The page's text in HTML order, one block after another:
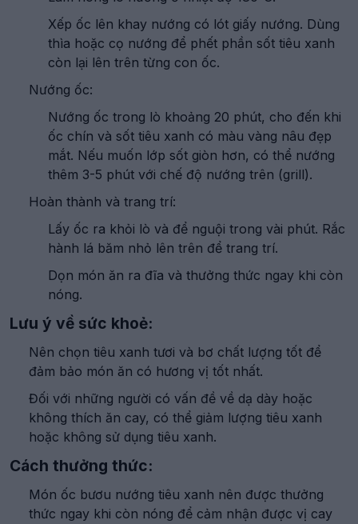
Xếp ốc lên khay nướng có lót giấy nướng. Dùng
thìa hoặc cọ nướng để phết phần sốt tiêu xanh
còn lại lên trên từng con ốc.
Nướng ốc:
Nướng ốc trong lò khoảng 20 phút, cho đến khi
ốc chín và sốt tiêu xanh có màu vàng nâu đẹp
mắt. Nếu muốn lớp sốt giòn hơn, có thể nướng
thêm 3-5 phút với chế độ nướng trên (grill).
Hoàn thành và trang trí:
Lấy ốc ra khỏi lò và để nguội trong vài phút. Rắc
hành lá băm nhỏ lên trên để trang trí.
Dọn món ăn ra đĩa và thưởng thức ngay khi còn
nóng.
Lưu ý về sức khoẻ:
Nên chọn tiêu xanh tươi và bơ chất lượng tốt để
đảm bảo món ăn có hương vị tốt nhất.
Đối với những người có vấn đề về dạ dày hoặc
không thích ăn cay, có thể giảm lượng tiêu xanh
hoặc không sử dụng tiêu xanh.
Cách thưởng thức:
Món ốc bươu nướng tiêu xanh nên được thưởng
thức ngay khi còn nóng để cảm nhận được vị cay